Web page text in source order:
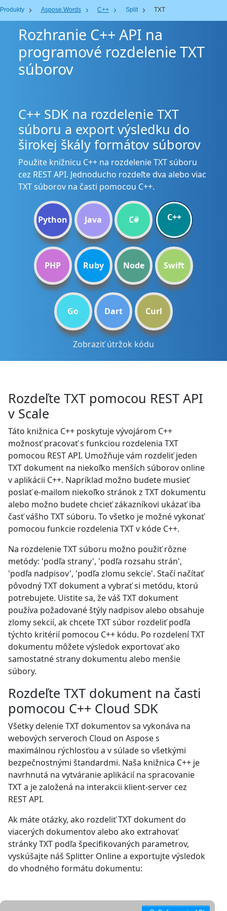
Produkty Aspose.Words C++ Split TXT
Rozhranie C++ API na
programové rozdelenie TXT
súborov
C++ SDK na rozdelenie TXT
súboru a export výsledku do
širokej škály formátov súborov
Použite knižnicu C++ na rozdelenie TXT súboru
cez REST API. Jednoducho rozdeľte dva alebo viac
TXT súborov na časti pomocou C++.
Python Java C# C++
PHP Ruby Node Swift
Go Dart Curl
Zobraziť útržok kódu
Rozdeľte TXT pomocou REST API
v Scale
Táto knižnica C++ poskytuje vývojárom C++
možnosť pracovať s funkciou rozdelenia TXT
pomocou REST API. Umožňuje vám rozdeliť jeden
TXT dokument na niekoľko menších súborov online
v aplikácii C++. Napríklad možno budete musieť
poslať e-mailom niekoľko stránok z TXT dokumentu
alebo možno budete chcieť zákazníkovi ukázať iba
časť vášho TXT súboru. To všetko je možné vykonať
pomocou funkcie rozdelenia TXT v kóde C++.
Na rozdelenie TXT súboru možno použiť rôzne
metódy: 'podľa strany', 'podľa rozsahu strán',
'podľa nadpisov', 'podľa zlomu sekcie'. Stačí načítať
pôvodný TXT dokument a vybrať si metódu, ktorú
potrebujete. Uistite sa, že váš TXT dokument
používa požadované štýly nadpisov alebo obsahuje
zlomy sekcií, ak chcete TXT súbor rozdeliť podľa
týchto kritérií pomocou C++ kódu. Po rozdelení TXT
dokumentu môžete výsledok exportovať ako
samostatné strany dokumentu alebo menšie
súbory.
Rozdeľte TXT dokument na časti
pomocou C++ Cloud SDK
Všetky delenie TXT dokumentov sa vykonáva na
webových serveroch Cloud on Aspose s
maximálnou rýchlosťou a v súlade so všetkými
bezpečnostnými štandardmi. Naša knižnica C++ je
navrhnutá na vytváranie aplikácií na spracovanie
TXT a je založená na interakcii klient-server cez
REST API.
Ak máte otázky, ako rozdeliť TXT dokument do
viacerých dokumentov alebo ako extrahovať
stránky TXT podľa špecifikovaných parametrov,
vyskúšajte náš Splitter Online a exportujte výsledok
do vhodného formátu dokumentu: